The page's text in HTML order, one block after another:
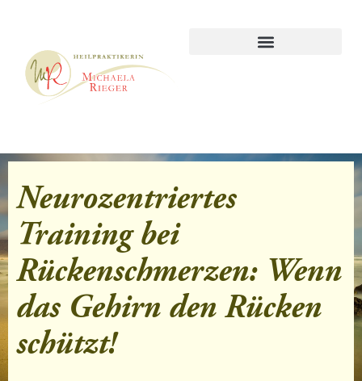
Neurozentriertes
Training bei
Rückenschmerzen: Wenn
das Gehirn den Rücken
schützt!